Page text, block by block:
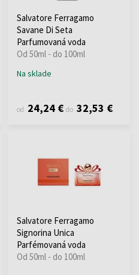
Salvatore Ferragamo
Savane Di Seta
Parfumovaná voda
Od 50ml - do 100ml
Na sklade
od 24,24 € do 32,53 €
Salvatore Ferragamo
Signorina Unica
Parfémovaná voda
Od 50ml - do 100ml